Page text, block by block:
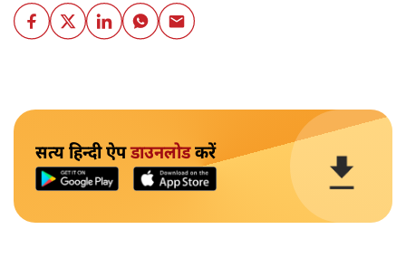
सत्य हिन्दी ऐपडाउनलोडकरें